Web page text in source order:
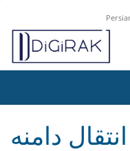
انتقال دامنه